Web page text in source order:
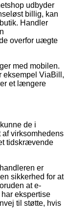
udbyder
billig, kan
Handler
overfor uægte
med mobilen.
eksempel ViaBill,
et længere
de i
virksomhedens
tidskrævende
er
sikkerhed for at
at e-
ekspertise
til støtte, hvis